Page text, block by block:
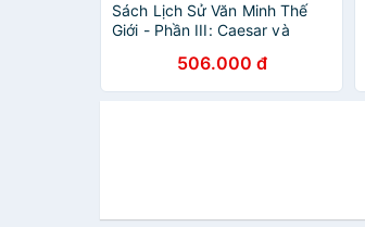
Sách Lịch Sử Văn Minh Thế
Giới - Phần III: Caesar và
506.000 đ